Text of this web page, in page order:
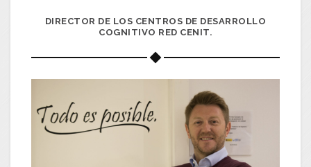
DIRECTOR DE LOS CENTROS DE DESARROLLO
COGNITIVO RED CENIT.